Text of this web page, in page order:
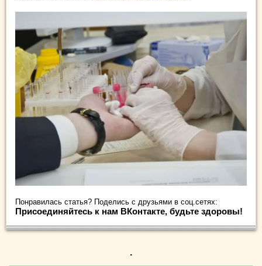
Понравилась статья? Поделись с друзьями в соц.сетях:
Присоединяйтесь к нам ВКонтакте, будьте здоровы!
.